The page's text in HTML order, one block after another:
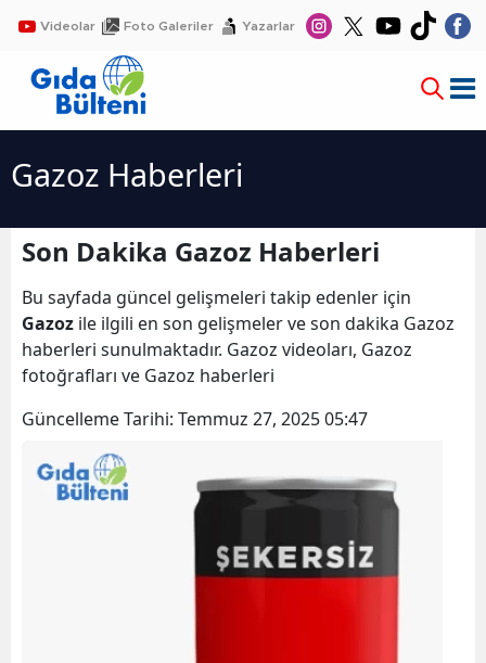
Videolar Foto Galeriler Yazarlar
Gazoz Haberleri
Son Dakika Gazoz Haberleri
Bu sayfada güncel gelişmeleri takip edenler için
Gazoz ile ilgili en son gelişmeler ve son dakika Gazoz
haberleri sunulmaktadır. Gazoz videoları, Gazoz
fotoğrafları ve Gazoz haberleri
Güncelleme Tarihi: Temmuz 27, 2025 05:47